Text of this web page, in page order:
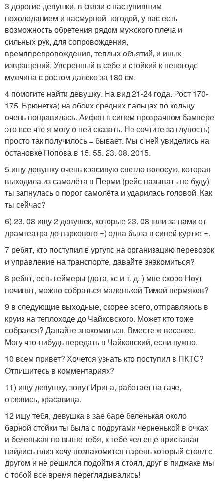
3 дорогие девушки, в связи с наступившим
похолоданием и пасмурной погодой, у вас есть
возможность обретения рядом мужского плеча и
сильных рук, для сопровождения,
времяпрепровождения, теплых объятий, и иных
извращений. Уверенный в себе и стойкий к непогоде
мужчина с ростом далеко за 180 см.
4 помогите найти девушку. На вид 21-24 года. Рост 170-
175. Брюнетка) на обоих средних пальцах по кольцу
очень понравилась. Аифон в синем прозрачном бампере
это все что я могу о ней сказать. Не сочтите за глупость)
просто так получилось = бывает. Мы с ней увиделись на
остановке Попова в 15. 55. 23. 08. 2015.
5 ищу девушку очень красивую светло волосую, которая
выходила из самолёта в Перми (рейс называть не буду)
ты запнулась о порог самолёта и ударилась головой. Как
ты сейчас?
6) 23. 08 ищу 2 девушек, которые 23. 08 шли за нами от
драмтеатра до паркового =) одна была в синей куртке =.
7 ребят, кто поступил в ургупс на организацию перевозок
и управление на транспорте, давайте знакомиться?
8 ребят, есть геймеры (дота, кс и т. д. ) мне скоро Ноут
починят, можно собраться маленькой Тимой пермяков?
9 в следующие выходные, скорее всего, отправляюсь в
круиз на теплоходе до Чайковского. Может кто тоже
собрался? Давайте знакомиться. Вместе ж веселее.
Могу что-нибудь передать в Чайковский, если нужно.
10 всем привет? Хочется узнать кто поступил в ПКТС?
Отпишитесь в комментариях?
11) ищу девушку, зовут Ирина, работает на гаче,
отзовись, красавица.
12 ищу тебя, девушка в зае баре беленькая около
барной стойки ты была с подругами черненькой в очках
и беленькая по выше тебя, к тебе чел еще приставал
найдись плиз хочу познакомится парень который стоял с
другом и не решился подойти я стоял, друг в пиджаке мы
с тобой все время переглядывались!